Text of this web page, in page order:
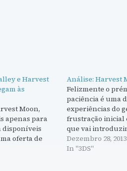
e Harvest
às
Moon,
apenas para
disponíveis
oferta de
Análise: Harvest
Felizmente o
paciência é uma
experiências do
frustração inicial
que vai
cada um
jogo, ao poucos.
Dezembro 28, 2013
In "3DS"